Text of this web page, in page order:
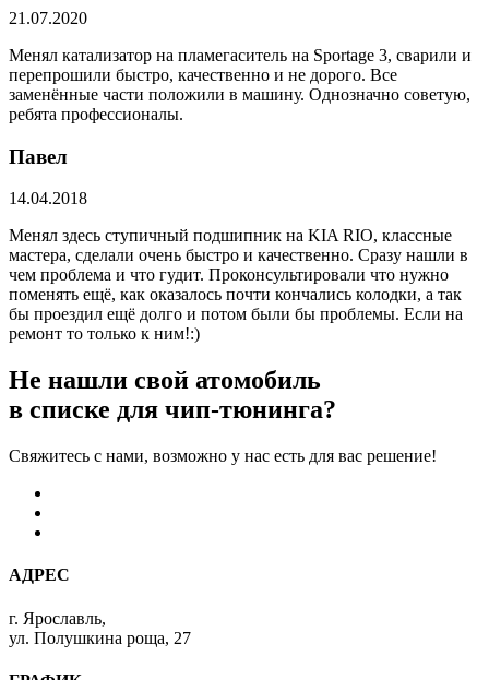
21.07.2020
Менял катализатор на пламегаситель на Sportage 3, сварили и
перепрошили быстро, качественно и не дорого. Все
заменённые части положили в машину. Однозначно советую,
ребята профессионалы.
Павел
14.04.2018
Менял здесь ступичный подшипник на KIA RIO, классные
мастера, сделали очень быстро и качественно. Сразу нашли в
чем проблема и что гудит. Проконсультировали что нужно
поменять ещё, как оказалось почти кончались колодки, а так
бы проездил ещё долго и потом были бы проблемы. Если на
ремонт то только к ним!:)
Не нашли свой атомобиль
в списке для чип-тюнинга?
Свяжитесь с нами, возможно у нас есть для вас решение!
АДРЕС
г. Ярославль,
ул. Полушкина роща, 27